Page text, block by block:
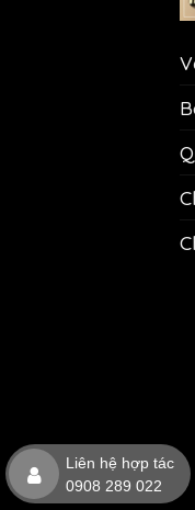
Liên hệ hợp tác
0908 289 022